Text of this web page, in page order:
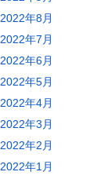
2022年8月
2022年7月
2022年6月
2022年5月
2022年4月
2022年3月
2022年2月
2022年1月